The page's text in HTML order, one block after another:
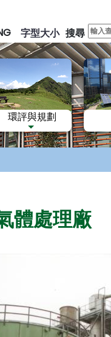
字型大小 搜尋
環評與規劃
體處理廠